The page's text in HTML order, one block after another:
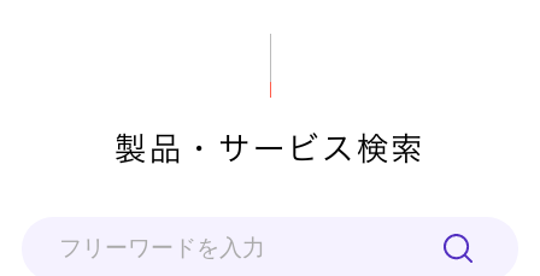
製品・サービス検索